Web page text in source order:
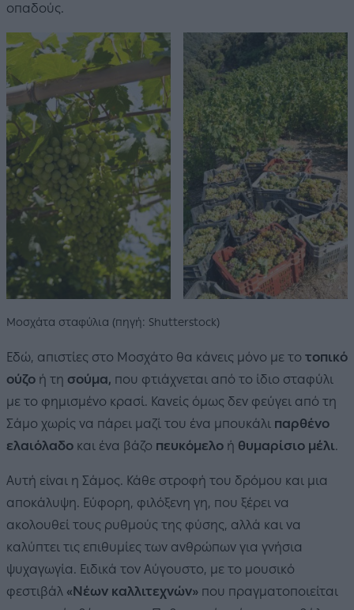
οπαδούς.
Μοσχάτα σταφύλια (πηγή: Shutterstock)
Εδώ, απιστίες στο Μοσχάτο θα κάνεις μόνο με το τοπικό
ούζο ή τη σούμα, που φτιάχνεται από το ίδιο σταφύλι
με το φημισμένο κρασί. Κανείς όμως δεν φεύγει από τη
Σάμο χωρίς να πάρει μαζί του ένα μπουκάλι παρθένο
ελαιόλαδο και ένα βάζο πευκόμελο ή θυμαρίσιο μέλι.
Αυτή είναι η Σάμος. Κάθε στροφή του δρόμου και μια
αποκάλυψη. Εύφορη, φιλόξενη γη, που ξέρει να
ακολουθεί τους ρυθμούς της φύσης, αλλά και να
καλύπτει τις επιθυμίες των ανθρώπων για γνήσια
ψυχαγωγία. Ειδικά τον Αύγουστο, με το μουσικό
φεστιβάλ «Νέων καλλιτεχνών» που πραγματοποιείται